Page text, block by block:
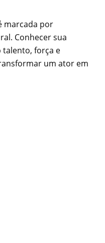
marcada por
Conhecer sua
força e
um ator em